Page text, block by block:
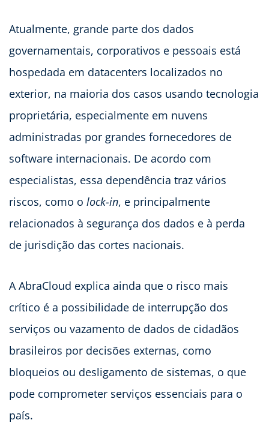
Atualmente, grande parte dos dados
governamentais, corporativos e pessoais está
hospedada em datacenters localizados no
exterior, na maioria dos casos usando tecnologia
proprietária, especialmente em nuvens
administradas por grandes fornecedores de
software internacionais. De acordo com
especialistas, essa dependência traz vários
riscos, como o lock-in, e principalmente
relacionados à segurança dos dados e à perda
de jurisdição das cortes nacionais.
A AbraCloud explica ainda que o risco mais
crítico é a possibilidade de interrupção dos
serviços ou vazamento de dados de cidadãos
brasileiros por decisões externas, como
bloqueios ou desligamento de sistemas, o que
pode comprometer serviços essenciais para o
país.